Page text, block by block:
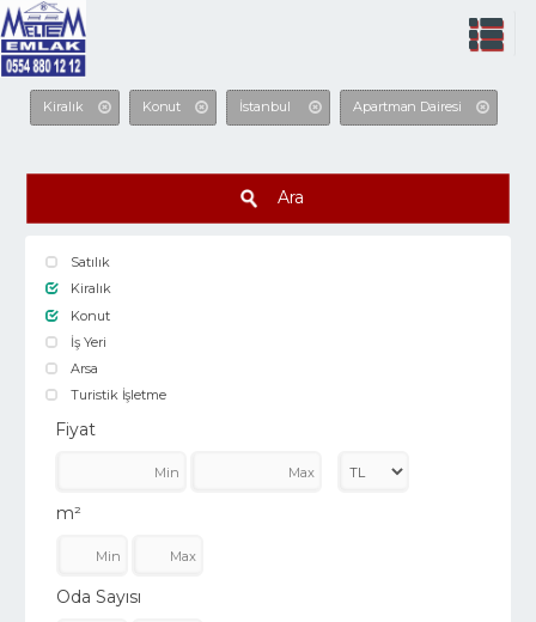
Kiralık Konut İstanbul Apartman Dairesi
Ara
Satılık
Kiralık
Konut
İş Yeri
Arsa
Turistik İşletme
Fiyat
m²
Oda Sayısı